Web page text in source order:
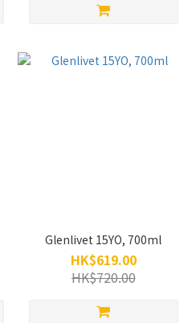
Glenlivet 15YO, 700ml
HK$619.00
HK$720.00